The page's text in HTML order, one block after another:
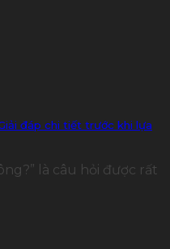
đáp chi tiết trước khi lựa
là câu hỏi được rất